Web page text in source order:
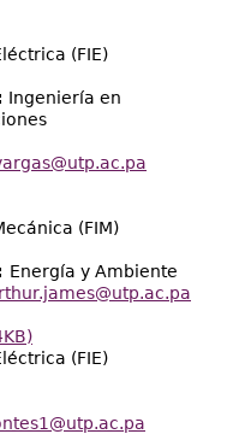
(FIE)
Ingeniería en
(FIM)
Energía y Ambiente
(FIE)